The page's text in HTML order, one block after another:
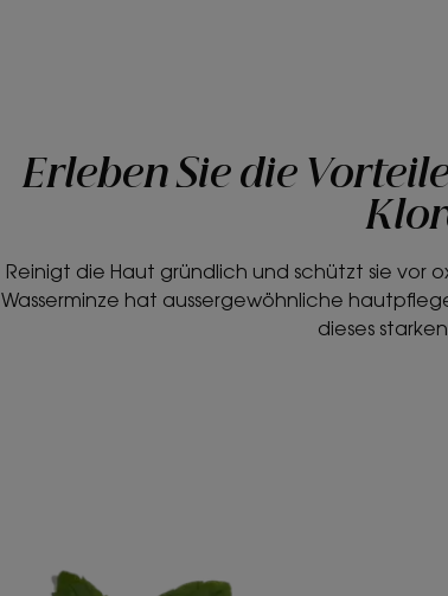
Erleben Sie die
Reinigt die Haut gründlich und schützt sie vor
Wasserminze hat aussergewöhnliche
dieses